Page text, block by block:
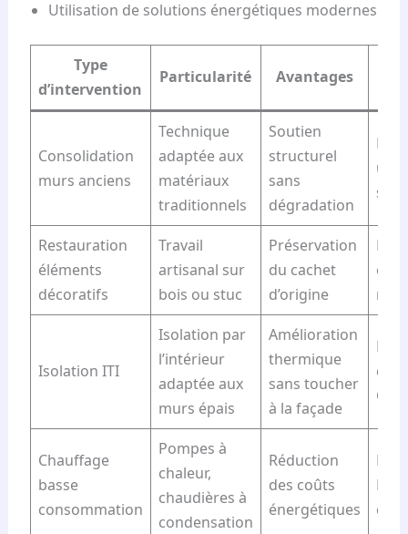
Utilisation de solutions énergétiques modernes
Type
d’intervention
Particularité Avantages
Consolidation
murs anciens
Technique
adaptée aux
matériaux
traditionnels
Soutien
structurel
sans
dégradation
une
Restauration
éléments
décoratifs
Travail
artisanal sur
bois ou stuc
Préservation
du cachet
d’origine
Isolation ITI
Isolation par
l’intérieur
adaptée aux
murs épais
Amélioration
thermique
sans toucher
à la façade
Chauffage
basse
consommation
Pompes à
chaleur,
chaudières à
condensation
Réduction
des coûts
énergétiques